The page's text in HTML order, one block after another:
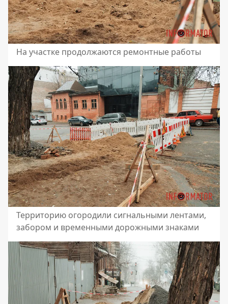
На участке продолжаются ремонтные работы
Территорию огородили сигнальными лентами,
забором и временными дорожными знаками